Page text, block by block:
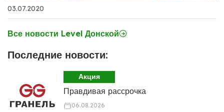
03.07.2020
Все новости Level Донской
Последние новости:
Акция
Правдивая рассрочка
06.08.2026